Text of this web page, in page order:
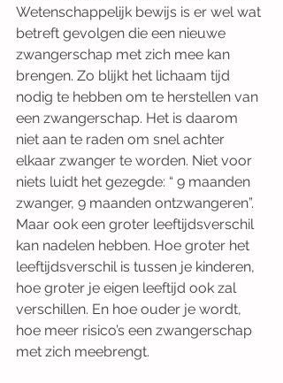
Wetenschappelijk bewijs is er wel wat
betreft gevolgen die een nieuwe
zwangerschap met zich mee kan
brengen. Zo blijkt het lichaam tijd
nodig te hebben om te herstellen van
een zwangerschap. Het is daarom
niet aan te raden om snel achter
elkaar zwanger te worden. Niet voor
niets luidt het gezegde: “ 9 maanden
zwanger, 9 maanden ontzwangeren”.
Maar ook een groter leeftijdsverschil
kan nadelen hebben. Hoe groter het
leeftijdsverschil is tussen je kinderen,
hoe groter je eigen leeftijd ook zal
verschillen. En hoe ouder je wordt,
hoe meer risico’s een zwangerschap
met zich meebrengt.